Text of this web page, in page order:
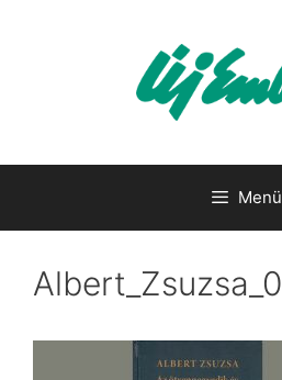
Menü
Albert_Zsuzsa_0